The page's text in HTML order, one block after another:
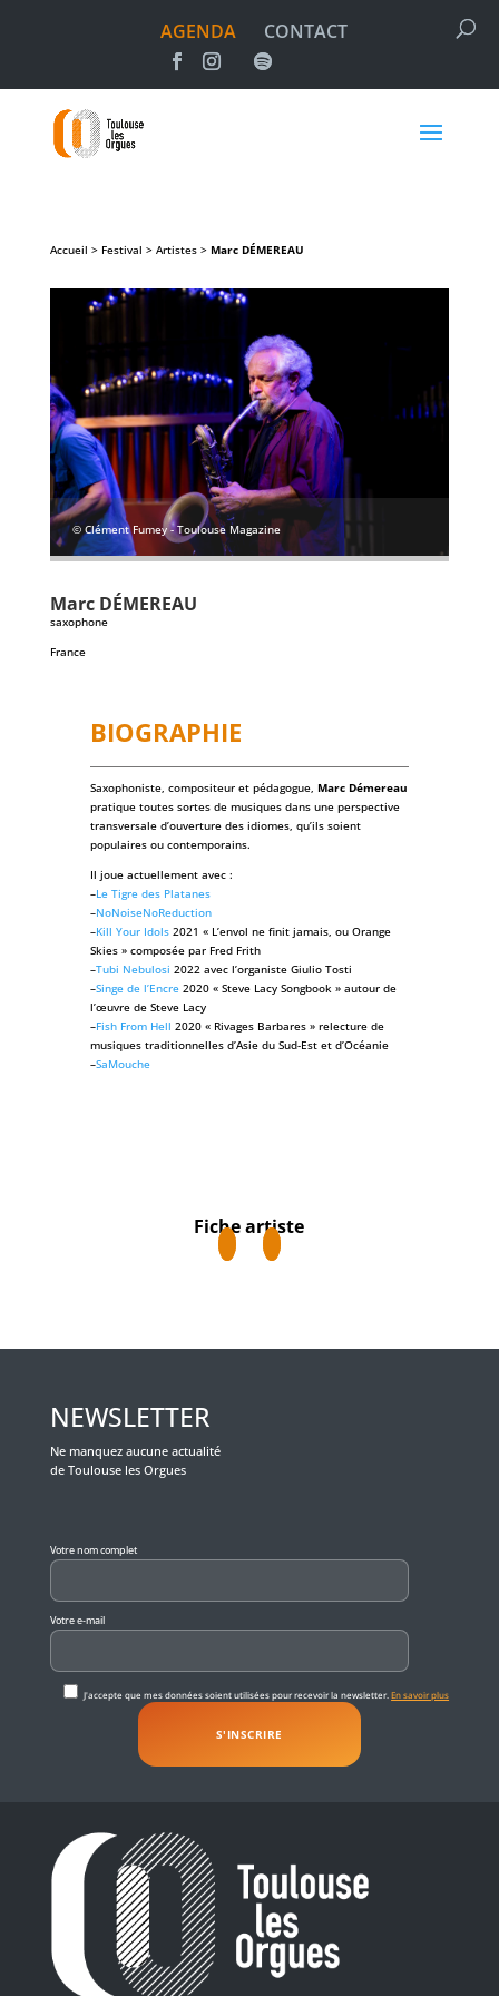
AGENDA CONTACT
Accueil > Festival > Artistes > Marc DÉMEREAU
© Clément Fumey - Toulouse Magazine
Marc DÉMEREAU
saxophone
France
BIOGRAPHIE
Saxophoniste, compositeur et pédagogue, Marc Démereau
pratique toutes sortes de musiques dans une perspective
transversale d’ouverture des idiomes, qu’ils soient
populaires ou contemporains.
Il joue actuellement avec :
–Le Tigre des Platanes
–NoNoiseNoReduction
–Kill Your Idols2021 « L’envol ne finit jamais, ou Orange
Skies » composée par Fred Frith
–Tubi Nebulosi 2022 avec l’organiste Giulio Tosti
–Singe de l’Encre2020 « Steve Lacy Songbook » autour de
l’œuvre de Steve Lacy
–Fish From Hell 2020 « Rivages Barbares » relecture de
musiques traditionnelles d’Asie du Sud-Est et d’Océanie
–SaMouche
Fiche artiste
NEWSLETTER
Ne manquez aucune actualité
de Toulouse les Orgues
Votre nom complet
Votre e-mail
J'accepte que mes données soient utilisées pour recevoir la newsletter.En savoir plus